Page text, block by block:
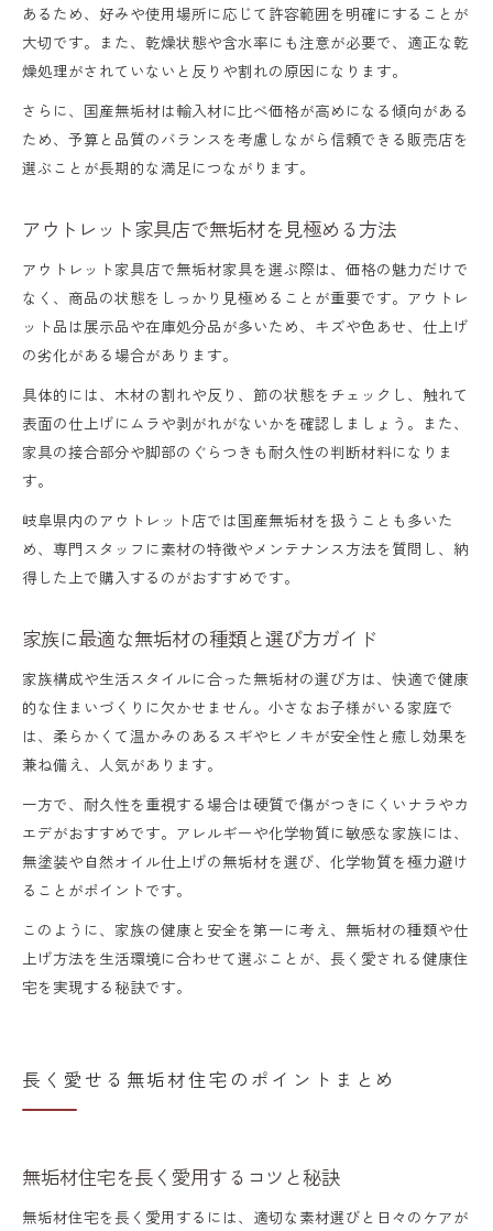
あるため、好みや使用場所に応じて許容範囲を明確にすることが
大切です。また、乾燥状態や含水率にも注意が必要で、適正な乾
燥処理がされていないと反りや割れの原因になります。
さらに、国産無垢材は輸入材に比べ価格が高めになる傾向がある
ため、予算と品質のバランスを考慮しながら信頼できる販売店を
選ぶことが長期的な満足につながります。
アウトレット家具店で無垢材を見極める方法
アウトレット家具店で無垢材家具を選ぶ際は、価格の魅力だけで
なく、商品の状態をしっかり見極めることが重要です。アウトレ
ット品は展示品や在庫処分品が多いため、キズや色あせ、仕上げ
の劣化がある場合があります。
具体的には、木材の割れや反り、節の状態をチェックし、触れて
表面の仕上げにムラや剥がれがないかを確認しましょう。また、
家具の接合部分や脚部のぐらつきも耐久性の判断材料になりま
す。
岐阜県内のアウトレット店では国産無垢材を扱うことも多いた
め、専門スタッフに素材の特徴やメンテナンス方法を質問し、納
得した上で購入するのがおすすめです。
家族に最適な無垢材の種類と選び方ガイド
家族構成や生活スタイルに合った無垢材の選び方は、快適で健康
的な住まいづくりに欠かせません。小さなお子様がいる家庭で
は、柔らかくて温かみのあるスギやヒノキが安全性と癒し効果を
兼ね備え、人気があります。
一方で、耐久性を重視する場合は硬質で傷がつきにくいナラやカ
エデがおすすめです。アレルギーや化学物質に敏感な家族には、
無塗装や自然オイル仕上げの無垢材を選び、化学物質を極力避け
ることがポイントです。
このように、家族の健康と安全を第一に考え、無垢材の種類や仕
上げ方法を生活環境に合わせて選ぶことが、長く愛される健康住
宅を実現する秘訣です。
長く愛せる無垢材住宅のポイントまとめ
無垢材住宅を長く愛用するコツと秘訣
無垢材住宅を長く愛用するには、適切な素材選びと日々のケアが